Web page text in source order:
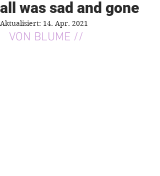
all was sad and gone
Aktualisiert: 14. Apr. 2021
VON BLUME //